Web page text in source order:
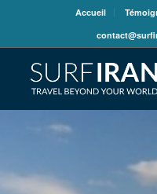
Accueil